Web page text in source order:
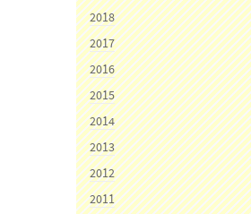
2018
2017
2016
2015
2014
2013
2012
2011